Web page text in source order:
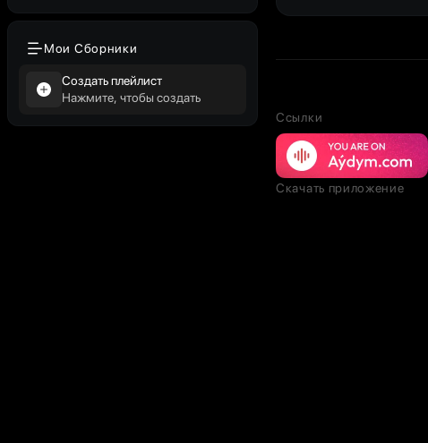
Мои Сборники
Создать плейлист
Нажмите, чтобы создать
Ссылки
Скачать приложение